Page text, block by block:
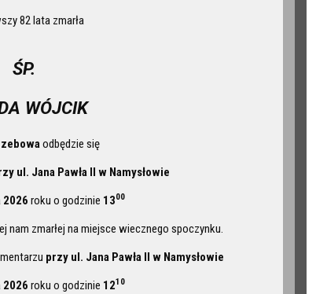
82 lata zmarła
ŚP.
WÓJCIK
odbędzie się
ul. Jana Pawła II w Namysłowie
2026 roku o godzinie 1300
nam zmarłej na miejsce wiecznego spoczynku.
przy ul. Jana Pawła II w Namysłowie
2026 roku o godzinie 1210